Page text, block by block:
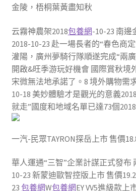
金陵，梧桐葉黃盡知秋
云霧神農架2018包養網-10-23 南邊
2018-10-23 赴一場長者的“春色商
灌陽，廣州夢騎行隊順遂完成“兩
開啟&旺季游玩好機會 國際賞秋境
宋微無法地承諾了。8 境外購物需
10-18 美妙體驗才是觀光的意義
就走”國度和地域名單已達73個
一汽-民眾TAYRON探岳上市 售價
華人運通“三智”企業計謀正式發布
10-23 新蒙迪歐智控版上市 售價
23 包養網W包養網EY VV5進級款上